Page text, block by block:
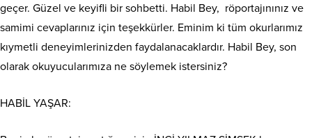
geçer. Güzel ve keyifli bir sohbetti. Habil Bey, röportajınınız ve
samimi cevaplarınız için teşekkürler. Eminim ki tüm okurlarımız
kıymetli deneyimlerinizden faydalanacaklardır. Habil Bey, son
olarak okuyucularımıza ne söylemek istersiniz?
HABİL YAŞAR: